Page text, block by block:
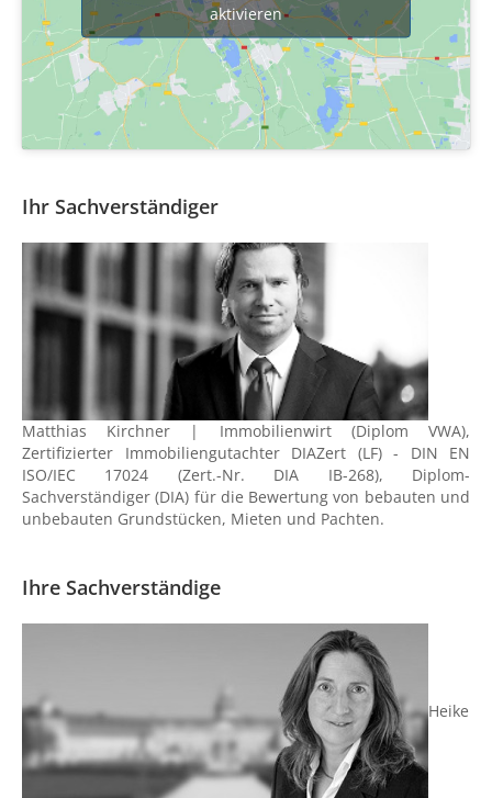
aktivieren
Ihr Sachverständiger
Matthias Kirchner | Immobilienwirt (Diplom VWA),
Zertifizierter Immobiliengutachter DIAZert (LF) - DIN EN
ISO/IEC 17024 (Zert.-Nr. DIA IB-268), Diplom-
Sachverständiger (DIA) für die Bewertung von bebauten und
unbebauten Grundstücken, Mieten und Pachten.
Ihre Sachverständige
Heike